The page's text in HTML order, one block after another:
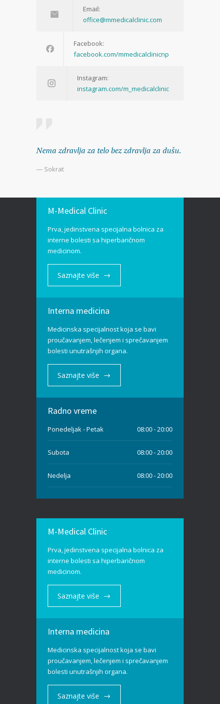
Email:
office@mmedicalclinic.com
Facebook:
facebook.com/mmedicalclinicnp
Instagram:
instagram.com/m_medicalclinic
Nema zdravlja za telo bez zdravlja za dušu.
— Sokrat
M-Medical Clinic
Prva, jedinstvena specijalna bolnica za
interne bolesti sa hiperbaričnom
medicinom.
Saznajte više
Interna medicina
Medicinska specijalnost koja se bavi
proučavanjem, lečenjem i sprečavanjem
bolesti unutrašnjih organa.
Saznajte više
Radno vreme
Ponedeljak - Petak 08:00 - 20:00
Subota 08:00 - 20:00
Nedelja 08:00 - 20:00
M-Medical Clinic
Prva, jedinstvena specijalna bolnica za
interne bolesti sa hiperbaričnom
medicinom.
Saznajte više
Interna medicina
Medicinska specijalnost koja se bavi
proučavanjem, lečenjem i sprečavanjem
bolesti unutrašnjih organa.
Saznajte više